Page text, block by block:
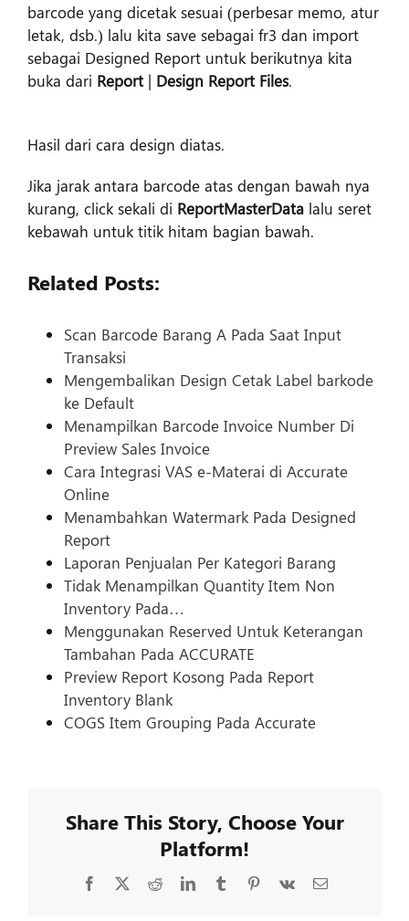
barcode yang dicetak sesuai (perbesar memo, atur
letak, dsb.) lalu kita save sebagai fr3 dan import
sebagai Designed Report untuk berikutnya kita
buka dari Report | Design Report Files.
Hasil dari cara design diatas.
Jika jarak antara barcode atas dengan bawah nya
kurang, click sekali di ReportMasterData lalu seret
kebawah untuk titik hitam bagian bawah.
Related Posts:
Scan Barcode Barang A Pada Saat Input
Transaksi
Mengembalikan Design Cetak Label barkode
ke Default
Menampilkan Barcode Invoice Number Di
Preview Sales Invoice
Cara Integrasi VAS e-Materai di Accurate
Online
Menambahkan Watermark Pada Designed
Report
Laporan Penjualan Per Kategori Barang
Tidak Menampilkan Quantity Item Non
Inventory Pada…
Menggunakan Reserved Untuk Keterangan
Tambahan Pada ACCURATE
Preview Report Kosong Pada Report
Inventory Blank
COGS Item Grouping Pada Accurate
Share This Story, Choose Your
Platform!
Facebook
X RedditLinkedInTumblrPinterest
Vk Email